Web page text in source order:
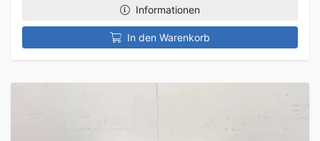
Informationen
In den Warenkorb